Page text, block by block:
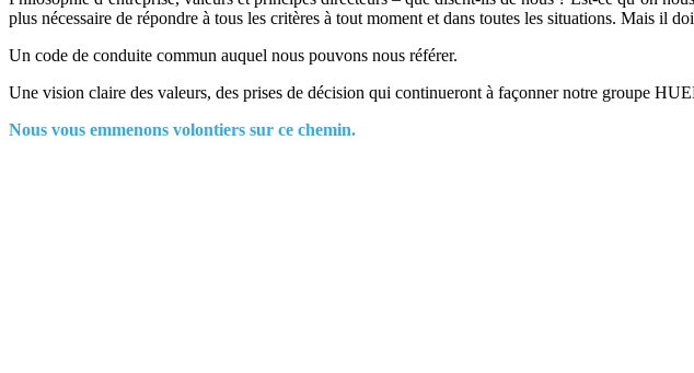
plus nécessaire de répondre à tous les critères à tout moment et dans toutes les situations. Mais il
Un code de conduite commun auquel nous pouvons nous référer.
Une vision claire des valeurs, des prises de décision qui continueront à façonner notre groupe
Nous vous emmenons volontiers sur ce chemin.